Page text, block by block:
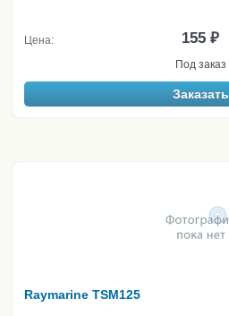
Цена: 155 ₽
Под заказ
Заказать
Raymarine TSM125